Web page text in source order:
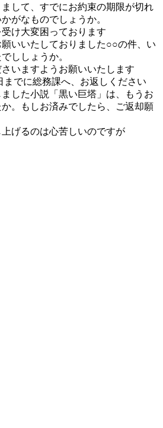
して、すでにお約束の期限が切れ
がなものでしょうか。
け大変困っております
いいたしておりました○○の件、い
ししょうか。
いますようお願いいたします
までに総務課へ、お返しください
した小説「黒い巨塔」は、もうお
。もしお済みでしたら、ご返却願
げるのは心苦しいのですが